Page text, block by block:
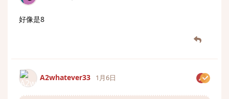
好像是8
A2whatever33 1月6日